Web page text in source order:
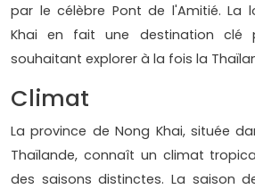
par le célèbre Pont de l'Amitié. La
Khai en fait une destination clé
souhaitant explorer à la fois la
Climat
La province de Nong Khai, située
Thaïlande, connaît un climat
des saisons distinctes. La saison